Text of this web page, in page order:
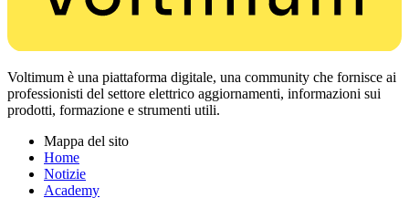
Voltimum è una piattaforma digitale, una community che fornisce ai
professionisti del settore elettrico aggiornamenti, informazioni sui
prodotti, formazione e strumenti utili.
Mappa del sito
Home
Notizie
Academy